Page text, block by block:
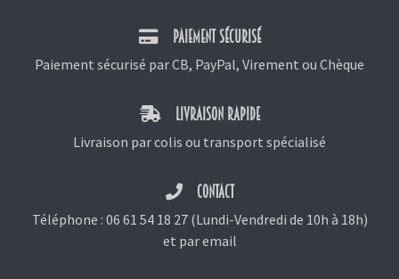
PAIEMENT SÉCURISÉ
Paiement sécurisé par CB, PayPal, Virement ou Chèque
LIVRAISON RAPIDE
Livraison par colis ou transport spécialisé
CONTACT
Téléphone : 06 61 54 18 27(Lundi-Vendredi de 10h à 18h)
et par email